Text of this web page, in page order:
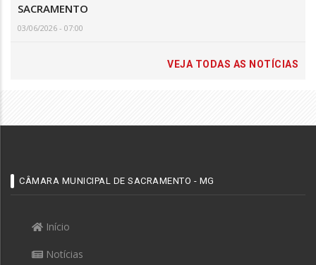
SACRAMENTO
03/06/2026 - 07:00
VEJA TODAS AS NOTÍCIAS
CÂMARA MUNICIPAL DE SACRAMENTO - MG
Início
Notícias